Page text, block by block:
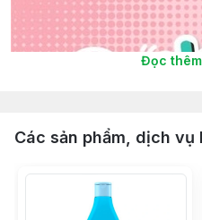
Đọc
Các sản phẩm, dịch vụ